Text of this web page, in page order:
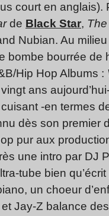
court en
de Black Star,
Nubian. Au
bombe bourrée de
Hip Hop Albums :
ans
-en termes
dès son premier
pur aux
une intro par DJ
tube bien
un choeur
Jay-Z balance